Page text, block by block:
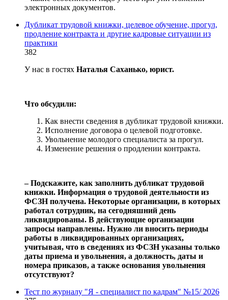
электронных документов.
Дубликат трудовой книжки, целевое обучение, прогул,
продление контракта и другие кадровые ситуации из
практики
382
У нас в гостях Наталья Саханько, юрист.
Что обсудили:
Как внести сведения в дубликат трудовой книжки.
Исполнение договора о целевой подготовке.
Увольнение молодого специалиста за прогул.
Изменение решения о продлении контракта.
‒ Подскажите, как заполнить дубликат трудовой
книжки. Информация о трудовой деятельности из
ФСЗН получена. Некоторые организации, в которых
работал сотрудник, на сегодняшний день
ликвидированы. В действующие организации
запросы направлены. Нужно ли вносить периоды
работы в ликвидированных организациях,
учитывая, что в сведениях из ФСЗН указаны только
даты приема и увольнения, а должность, даты и
номера приказов, а также основания увольнения
отсутствуют?
Тест по журналу "Я - специалист по кадрам" №15/ 2026